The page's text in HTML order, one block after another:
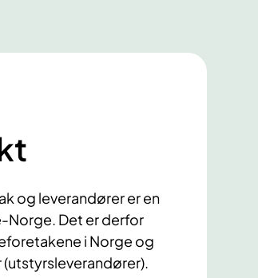
og leverandører er en
Norge. Det er derfor
i Norge og